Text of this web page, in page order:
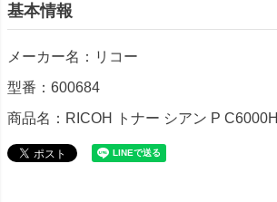
基本情報
メーカー名：リコー
型番：600684
商品名：RICOH トナー シアン P C6000H